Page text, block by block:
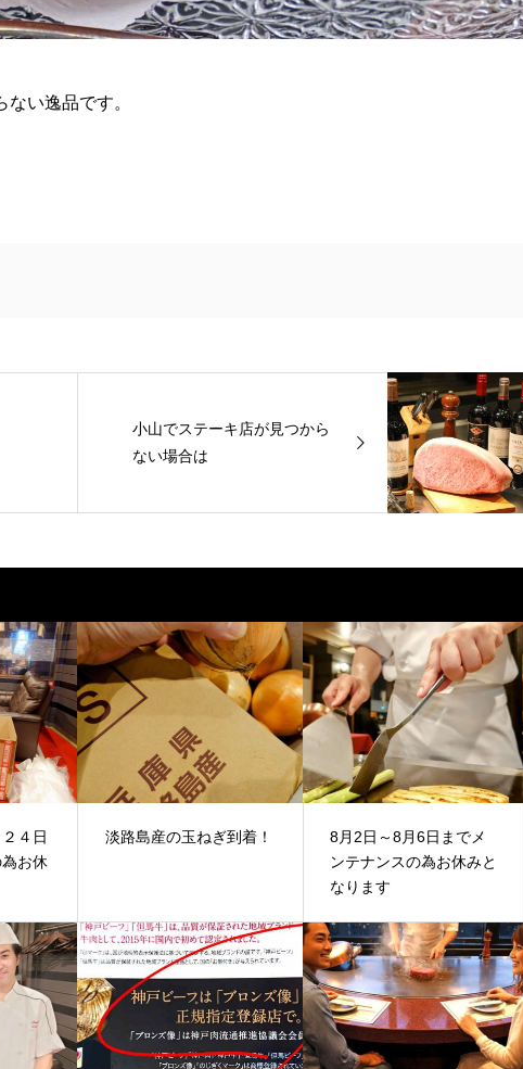
い逸品です。
小山でステーキ店が見つから
ない場合は
４日
お休
淡路島産の玉ねぎ到着！
8月2日～8月6日までメ
ンテナンスの為お休みと
なります